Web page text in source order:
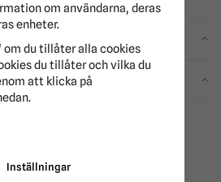
om användarna, deras
enheter.
om du tillåter alla cookies
du tillåter och vilka du
att klicka på
Inställningar